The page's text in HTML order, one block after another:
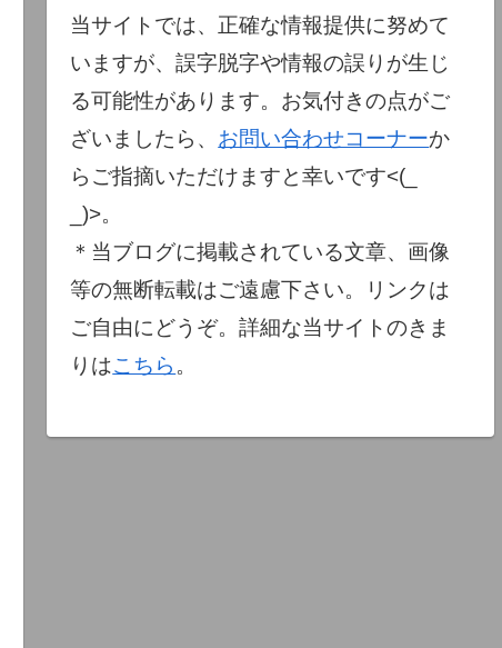
当サイトでは、正確な情報提供に努めて
いますが、誤字脱字や情報の誤りが生じ
る可能性があります。お気付きの点がご
ざいましたら、 お問い合わせコーナーか
らご指摘いただけますと幸いです<(_
_)>。
＊当ブログに掲載されている文章、画像
等の無断転載はご遠慮下さい。リンクは
ご自由にどうぞ。詳細な当サイトのきま
りはこちら 。